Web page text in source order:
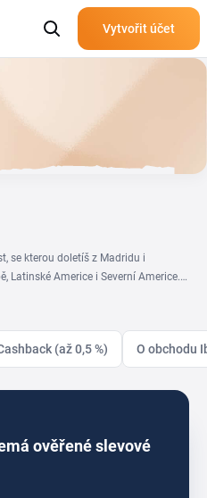
Vytvořit účet
se kterou doletíš z Madridu i
Latinské Americe i Severní Americe. S
nebo doplňkové služby
letenek nabízí Iberia i upgrade
program Iberia Plus se sbíráním bodů
žádná akce na lety do Španělska
Promo kód vložíš ručně při
(až 0,5 %) O obchodu
ověřené slevové